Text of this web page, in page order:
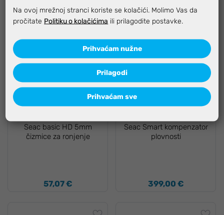
-12%, KOD: LUX-12
Seac basic HD 5mm
čizmice za ronjenje
57,07 €
-12%, KOD: LUX-12
Seac Smart kompenzator
plovnosti
399,00 €
Na ovoj mrežnoj stranci koriste se kolačići. Molimo Vas da
pročitate Politiku o kolačićima ili prilagodite postavke.
Prihvaćam nužne
Prilagodi
Prihvaćam sve